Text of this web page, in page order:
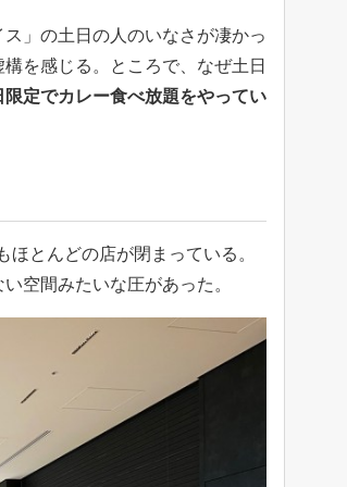
」の土日の人のいなさが凄かっ
を感じる。ところで、なぜ土日
限定でカレー食べ放題をやってい
とんどの店が閉まっている。
空間みたいな圧があった。